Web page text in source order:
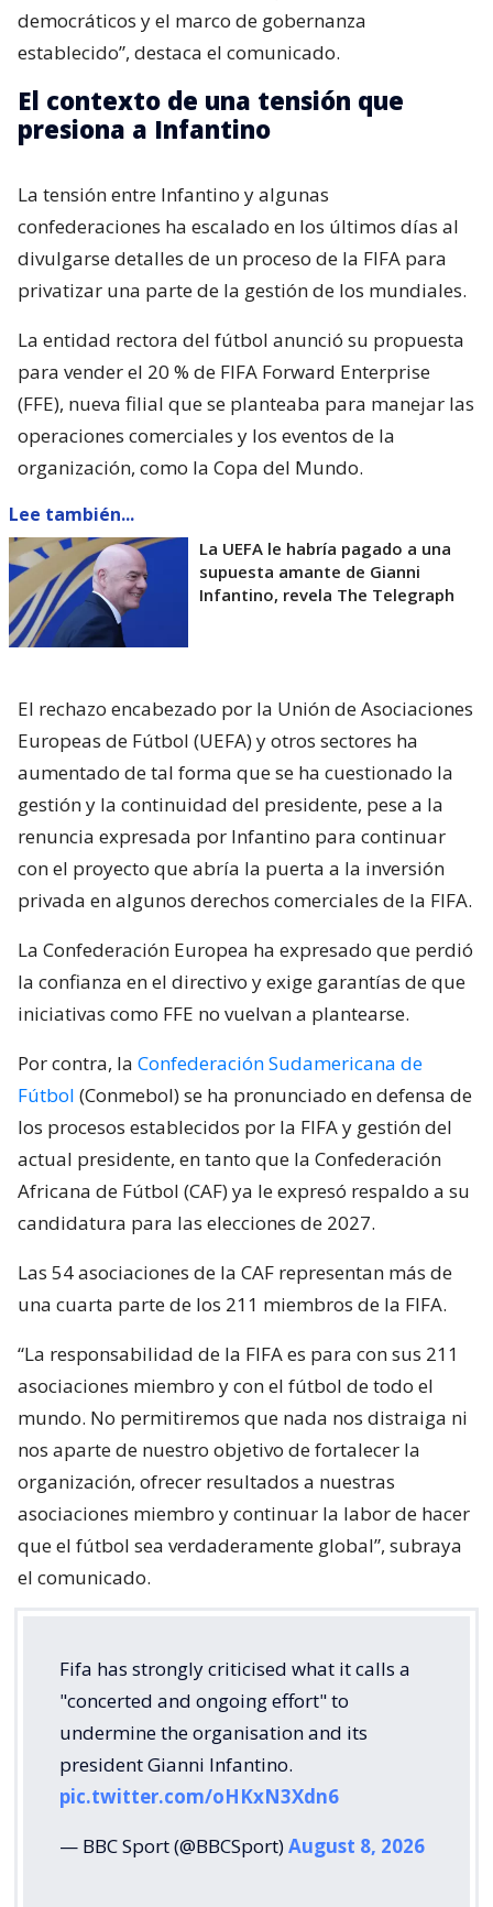
democráticos y el marco de gobernanza
establecido”, destaca el comunicado.
El contexto de una tensión que
presiona a Infantino
La tensión entre Infantino y algunas
confederaciones ha escalado en los últimos días al
divulgarse detalles de un proceso de la FIFA para
privatizar una parte de la gestión de los mundiales.
La entidad rectora del fútbol anunció su propuesta
para vender el 20 % de FIFA Forward Enterprise
(FFE), nueva filial que se planteaba para manejar las
operaciones comerciales y los eventos de la
organización, como la Copa del Mundo.
Lee también...
La UEFA le habría pagado a una
supuesta amante de Gianni
Infantino, revela The Telegraph
El rechazo encabezado por la Unión de Asociaciones
Europeas de Fútbol (UEFA) y otros sectores ha
aumentado de tal forma que se ha cuestionado la
gestión y la continuidad del presidente, pese a la
renuncia expresada por Infantino para continuar
con el proyecto que abría la puerta a la inversión
privada en algunos derechos comerciales de la FIFA.
La Confederación Europea ha expresado que perdió
la confianza en el directivo y exige garantías de que
iniciativas como FFE no vuelvan a plantearse.
Por contra, la Confederación Sudamericana de
Fútbol (Conmebol) se ha pronunciado en defensa de
los procesos establecidos por la FIFA y gestión del
actual presidente, en tanto que la Confederación
Africana de Fútbol (CAF) ya le expresó respaldo a su
candidatura para las elecciones de 2027.
Las 54 asociaciones de la CAF representan más de
una cuarta parte de los 211 miembros de la FIFA.
“La responsabilidad de la FIFA es para con sus 211
asociaciones miembro y con el fútbol de todo el
mundo. No permitiremos que nada nos distraiga ni
nos aparte de nuestro objetivo de fortalecer la
organización, ofrecer resultados a nuestras
asociaciones miembro y continuar la labor de hacer
que el fútbol sea verdaderamente global”, subraya
el comunicado.
Fifa has strongly criticised what it calls a
"concerted and ongoing effort" to
undermine the organisation and its
president Gianni Infantino.
pic.twitter.com/oHKxN3Xdn6
— BBC Sport (@BBCSport)August 8, 2026